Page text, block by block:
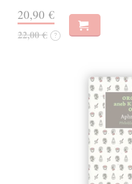
20,90 €
22,00 € ?